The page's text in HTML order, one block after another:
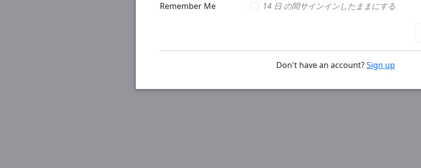
Remember Me
14 日 の間サインインしたままにする
Don't have an account?Sign up